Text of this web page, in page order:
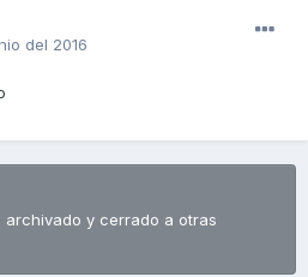
del 2016
archivado y cerrado a otras